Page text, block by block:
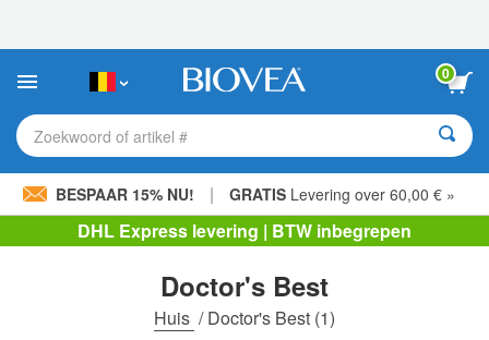
Deze
bevat
toegankelijkheidssysteem.
0
Zoekwoord of artikel #
BESPAAR 15% NU! | GRATIS Levering over 60,00 € »
DHL Express levering | BTW inbegrepen
Doctor's Best
Huis /Doctor's Best (1)